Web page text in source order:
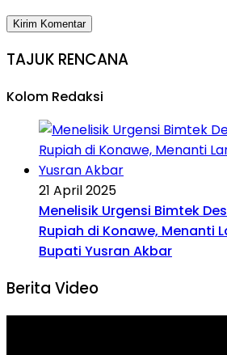
TAJUK RENCANA
Kolom Redaksi
21 April 2025
Menelisik Urgensi Bimtek
Rupiah di Konawe, Menanti
Bupati Yusran Akbar
Berita Video